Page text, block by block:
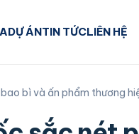
DỰ ÁNTIN TỨCLIÊN HỆ
bì và ấn phẩm thương